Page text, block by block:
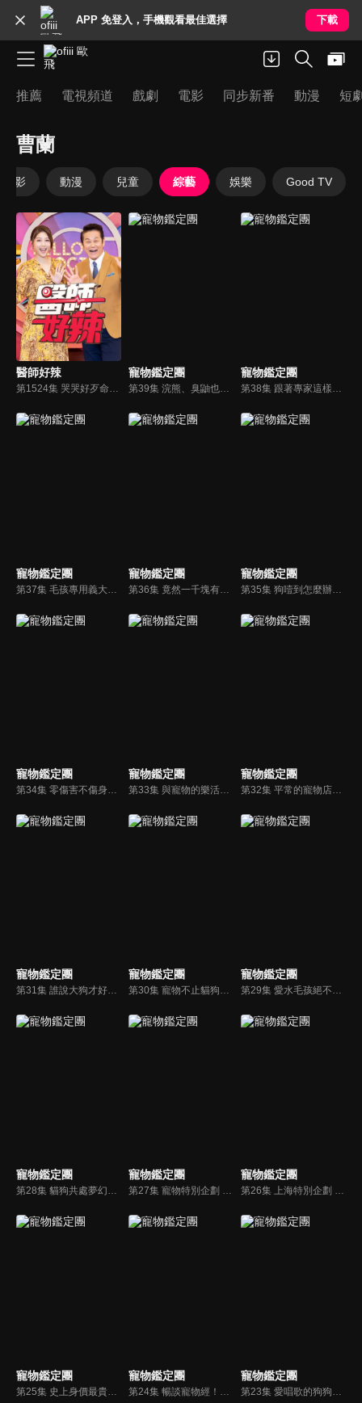
APP 免登入，手機觀看最佳選擇 下載
推薦 電視頻道 戲劇 電影 同步新番 動漫 短
曹蘭
電影 動漫 兒童 綜藝 娛樂 Good TV
醫師好辣
第1524集 哭哭好歹命，好康都沒我的份？！
寵物鑑定團
第39集 浣熊、臭鼬也能當寵物！？超稀有寵物大集合！
寵物鑑定團
第38集 跟著專家這樣做，輕鬆解決狗寶貝分離焦慮、公寓亂吠叫的困擾！
寵物鑑定團 寵物鑑定團
第36集 竟然一千塊有找！？超低成本也能製作出時尚寵物推車！
寵物鑑定團
第35集 狗噎到怎麼辦！？獸醫教你如何搶救黃金三分鐘！毛爸媽一定要學起來！
寵物鑑定團 寵物鑑定團
第33集 與寵物的樂活渡假村！毛孩也能共乘的遊覽車讓沒車的毛爸媽省去一大煩惱！
寵物鑑定團
第32集 平常的寵物店逛的不夠過癮嗎？來瞧瞧附設大草皮的上百坪寵物百貨公司！
寵物鑑定團
第31集 誰說大狗才好訓練！？用對方法成效加倍，「玩具貴賓」的專屬訓練方式大公開！
寵物鑑定團
第30集 寵物不止貓狗，專屬於「小」寵物的寵物用品店！超夯熱搜小物大推薦！？
寵物鑑定團
第29集 愛水毛孩絕不能錯過！適合狗狗的秘境海灘大推薦！
寵物鑑定團
第28集 貓狗共處夢幻咖啡廳！？隱藏在都市裡的童話小店不私藏報你知！
寵物鑑定團
第27集 寵物特別企劃 狗寶貝訓練班！喜歡客人穿裙子的拉薩犬？！
寵物鑑定團
第26集 上海特別企劃 稀有的狗狗品種！狗寶貝的月子中心！
寵物鑑定團 寵物鑑定團 寵物鑑定團